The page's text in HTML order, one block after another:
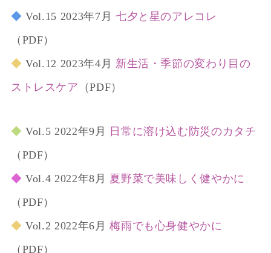
◆ Vol.15 2023年7月 七夕と星のアレコレ
（PDF）
◆ Vol.12 2023年4月 新生活・季節の変わり目の
ストレスケア （PDF）
◆ Vol.5 2022年9月
日常に溶け込む防災のカタチ
（PDF）
◆ Vol.4 2022年8月 夏野菜で美味しく健やかに
（PDF）
◆ Vol.2 2022年6月梅雨でも心身健やかに
（PDF）